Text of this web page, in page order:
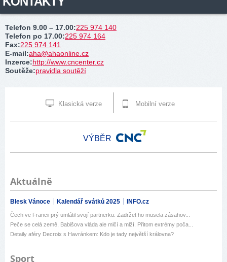
Telefon 9.00 – 17.00:225 974 140
Telefon po 17.00:225 974 164
Fax:225 974 141
E-mail:aha@ahaonline.cz
Inzerce:http://www.cncenter.cz
Soutěže:pravidla soutěží
Klasická verze Mobilní verze
VÝBĚR
Aktuálně
Blesk Vánoce Kalendář svátků 2025 INFO.cz
Čech ve Francii prý umlátil svojí partnerku: Zadržet ho musela zásahov...
Peče se celá země, Babišova vláda ale mlčí a mlží. Přitom extrémy poča...
Detaily aféry Decroix s Havránkem: Kdo je tady největší královna?
Sport